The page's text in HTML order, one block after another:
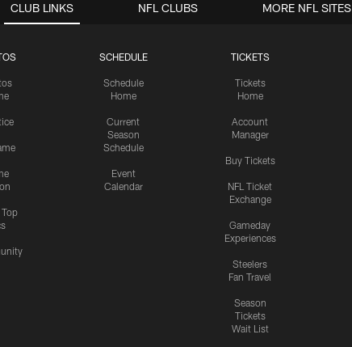
CLUB LINKS
SCHEDULE
Schedule
Home
Current
Season
Schedule
Event
Calendar
TICKETS
Tickets
Home
Account
Manager
Buy Tickets
NFL Ticket
Exchange
Gameday
Experiences
Steelers
Fan Travel
Season
Tickets
Wait List
NFL CLUBS MORE NFL SITES